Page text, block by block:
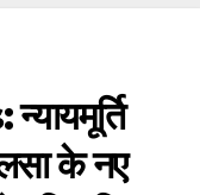
के नए